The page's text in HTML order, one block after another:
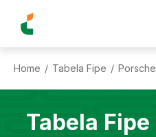
Home / Tabela Fipe / Porsche
Tabela Fipe